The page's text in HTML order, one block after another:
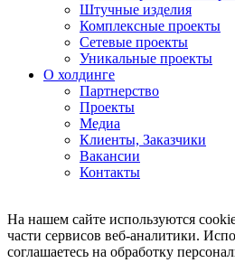
Штучные изделия
Комплексные проекты
Сетевые проекты
Уникальные проекты
О холдинге
Партнерство
Проекты
Медиа
Клиенты, Заказчики
Вакансии
Контакты
На нашем сайте используются
части сервисов веб-аналитики.
соглашаетесь на обработку